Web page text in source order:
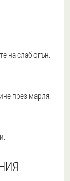
на слаб огън.
през марля.